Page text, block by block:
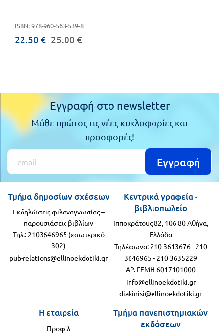
Μαθητικοί
Διαγωνισμοί
λύκειο
ISBN: 978-960-563-539-8
22.50 € 25.00 €
Εγγραφή στο newsletter
Μάθε πρώτος τις νέες κυκλοφορίες και
προσφορές!
Εγγραφή
Κεντρικά γραφεία -
βιβλιοπωλείο
Ιπποκράτους 82, 106 80 Αθήνα,
Ελλάδα
Τηλέφωνα: 210 3613676- 210
3646965 - 210 3635229
ΑΡ. ΓΕΜΗ 6017101000
info@ellinoekdotiki.gr
diakinisi@ellinoekdotiki.gr
Η εταιρεία
Προφίλ
Τμήμα δημοσίων σχέσεων
Εκδηλώσεις φιλαναγνωσίας –
παρουσιάσεις βιβλίων
Τηλ.: 2103646965 (εσωτερικό
302)
pub-relations@ellinoekdotiki.gr
Τμήμα πανεπιστημιακών
εκδόσεων